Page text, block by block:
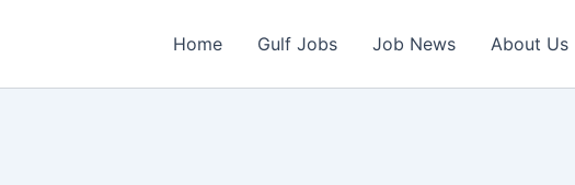
Home Gulf Jobs Job News About Us